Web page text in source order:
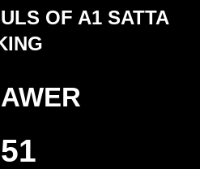
OF A1 SATTA
51